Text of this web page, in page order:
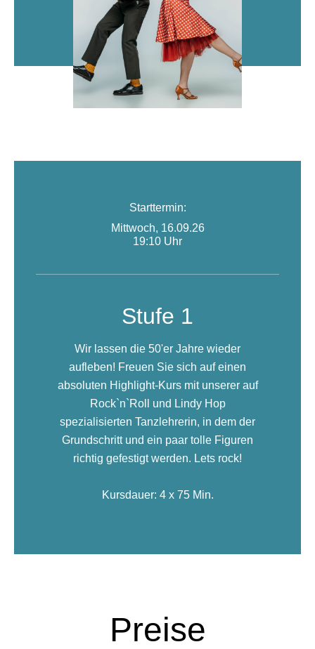
Starttermin:
Mittwoch, 16.09.26
19:10 Uhr
Stufe 1
Wir lassen die 50'er Jahre wieder
aufleben! Freuen Sie sich auf einen
absoluten Highlight-Kurs mit unserer auf
Rock`n`Roll und Lindy Hop
spezialisierten Tanzlehrerin, in dem der
Grundschritt und ein paar tolle Figuren
richtig gefestigt werden. Lets rock!
Kursdauer: 4 x 75 Min.
Preise